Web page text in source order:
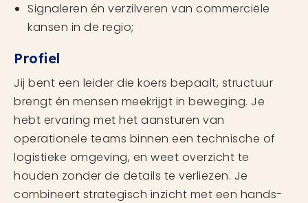
Signaleren én verzilveren van commerciële
kansen in de regio;
Profiel
Jij bent een leider die koers bepaalt, structuur
brengt én mensen meekrijgt in beweging. Je
hebt ervaring met het aansturen van
operationele teams binnen een technische of
logistieke omgeving, en weet overzicht te
houden zonder de details te verliezen. Je
combineert strategisch inzicht met een hands-